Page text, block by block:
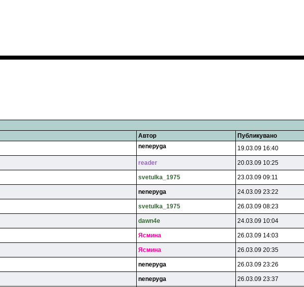
Автор Публикувано
nenepyga 19.03.09 16:40
reader 20.03.09 10:25
svetulka_1975 23.03.09 09:11
nenepyga 24.03.09 23:22
svetulka_1975 26.03.09 08:23
dawn4e 24.03.09 10:04
Яcминa 26.03.09 14:03
Яcминa 26.03.09 20:35
nenepyga 26.03.09 23:26
nenepyga 26.03.09 23:37